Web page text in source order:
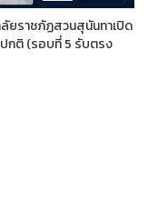
ยราชภัฏสวนสุนันทาเปิด
กติ (รอบที่ 5 รับตรง